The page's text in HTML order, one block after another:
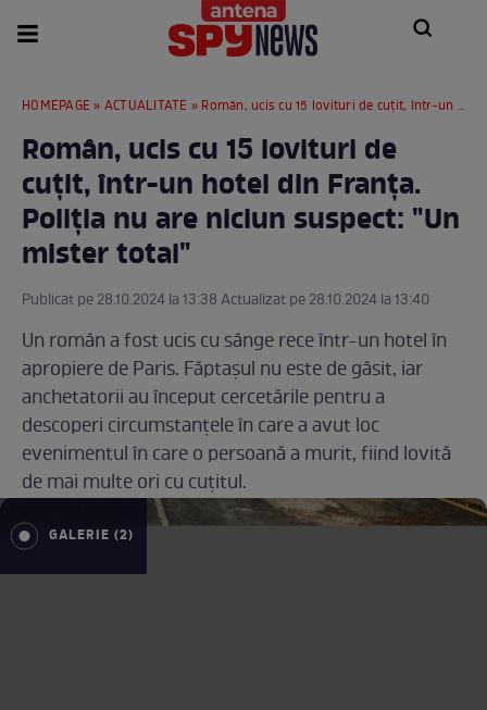
HOMEPAGE » ACTUALITATE » Român, ucis cu 15 lovituri de cuțit, într-un hotel din Franța. Poliția nu are niciun suspect: "Un mister total"
Român, ucis cu 15 lovituri de
cuțit, într-un hotel din Franța.
Poliția nu are niciun suspect: "Un
mister total"
Publicat pe 28.10.2024 la 13:38 Actualizat pe 28.10.2024 la 13:40
Un român a fost ucis cu sânge rece într-un hotel în
apropiere de Paris. Făptașul nu este de găsit, iar
anchetatorii au început cercetările pentru a
descoperi circumstanțele în care a avut loc
evenimentul în care o persoană a murit, fiind lovită
de mai multe ori cu cuțitul.
GALERIE (2)